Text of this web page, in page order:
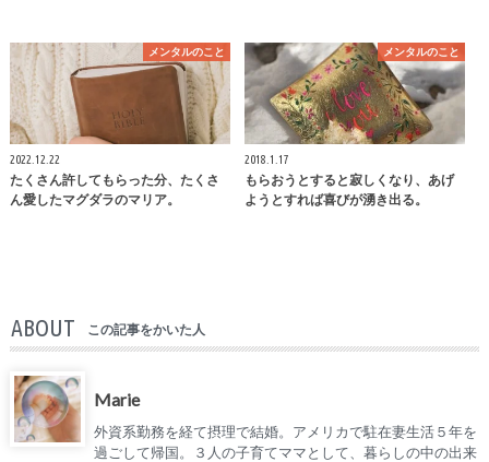
メンタルのこと
2022.12.22
たくさん許してもらった分、たくさ
ん愛したマグダラのマリア。
メンタルのこと
2018.1.17
もらおうとすると寂しくなり、あげ
ようとすれば喜びが湧き出る。
ABOUT この記事をかいた人
Marie
外資系勤務を経て摂理で結婚。アメリカで駐在妻生活５年を
過ごして帰国。３人の子育てママとして、暮らしの中の出来